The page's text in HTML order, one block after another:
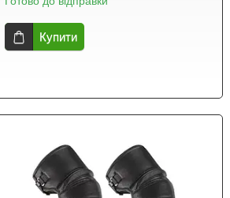
Купити